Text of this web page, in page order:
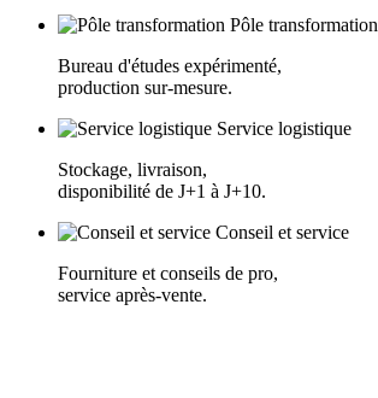
Pôle transformation
Bureau d'études expérimenté,
production sur-mesure.
Service logistique
Stockage, livraison,
disponibilité de J+1 à J+10.
Conseil et service
Fourniture et conseils de pro,
service après-vente.